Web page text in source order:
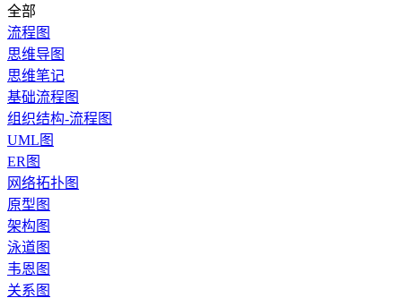
全部
流程图
思维导图
思维笔记
基础流程图
组织结构-流程图
UML图
ER图
网络拓扑图
原型图
架构图
泳道图
韦恩图
关系图